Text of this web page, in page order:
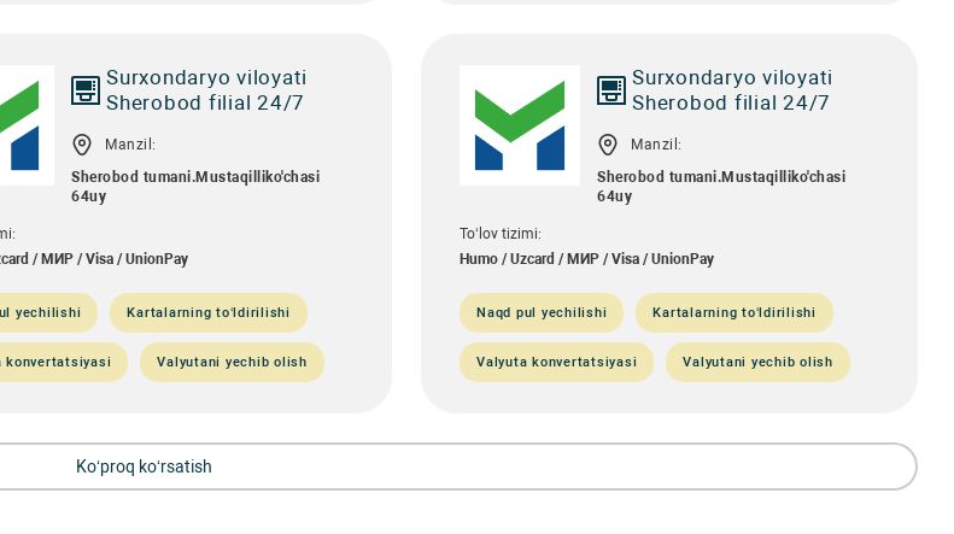
Surxondaryo viloyati
Sherobod filial 24/7
Manzil:
Sherobod tumani.Mustaqilliko'chasi
64uy
/ МИР / Visa / UnionPay
yechilishi Kartalarning to‘ldirilishi
konvertatsiyasi Valyutani yechib olish
Surxondaryo viloyati
Sherobod filial 24/7
Manzil:
Sherobod tumani.Mustaqilliko'chasi
64uy
To‘lov tizimi:
Humo / Uzcard / МИР / Visa / UnionPay
Naqd pul yechilishi Kartalarning to‘ldirilishi
Valyuta konvertatsiyasi Valyutani yechib olish
Ko‘proq ko‘rsatish